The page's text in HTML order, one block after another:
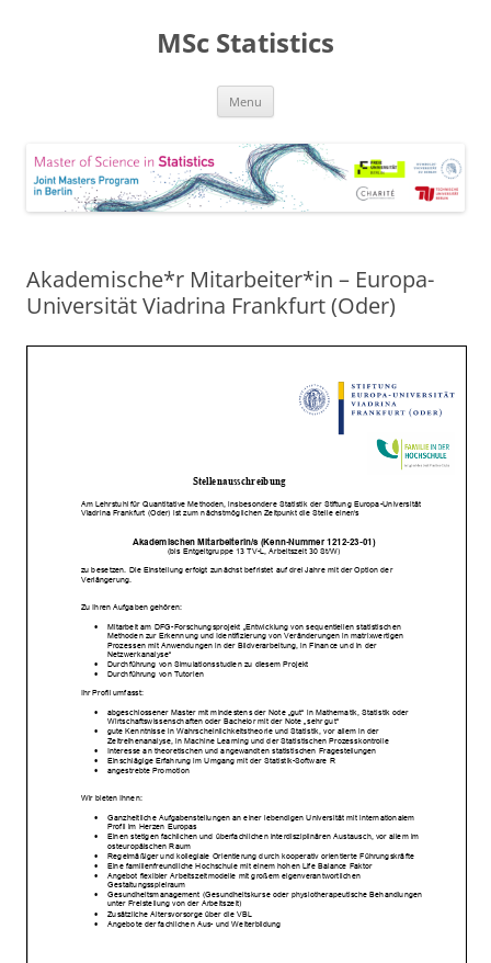
MSc Statistics
Menu
Akademische*r Mitarbeiter*in – Europa-
Universität Viadrina Frankfurt (Oder)